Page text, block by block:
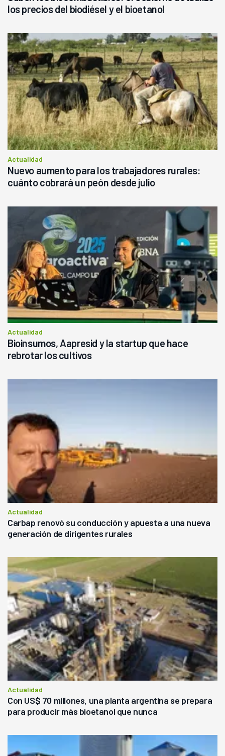
los precios del biodiésel y el bioetanol
Actualidad
Nuevo aumento para los trabajadores rurales:
cuánto cobrará un peón desde julio
Actualidad
Bioinsumos, Aapresid y la startup que hace
rebrotar los cultivos
Actualidad
Carbap renovó su conducción y apuesta a una nueva
generación de dirigentes rurales
Actualidad
Con US$ 70 millones, una planta argentina se prepara
para producir más bioetanol que nunca